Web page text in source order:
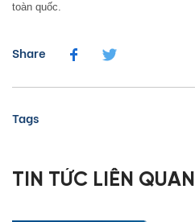
toàn quốc.
Share
Tags
TIN TỨC LIÊN QUAN